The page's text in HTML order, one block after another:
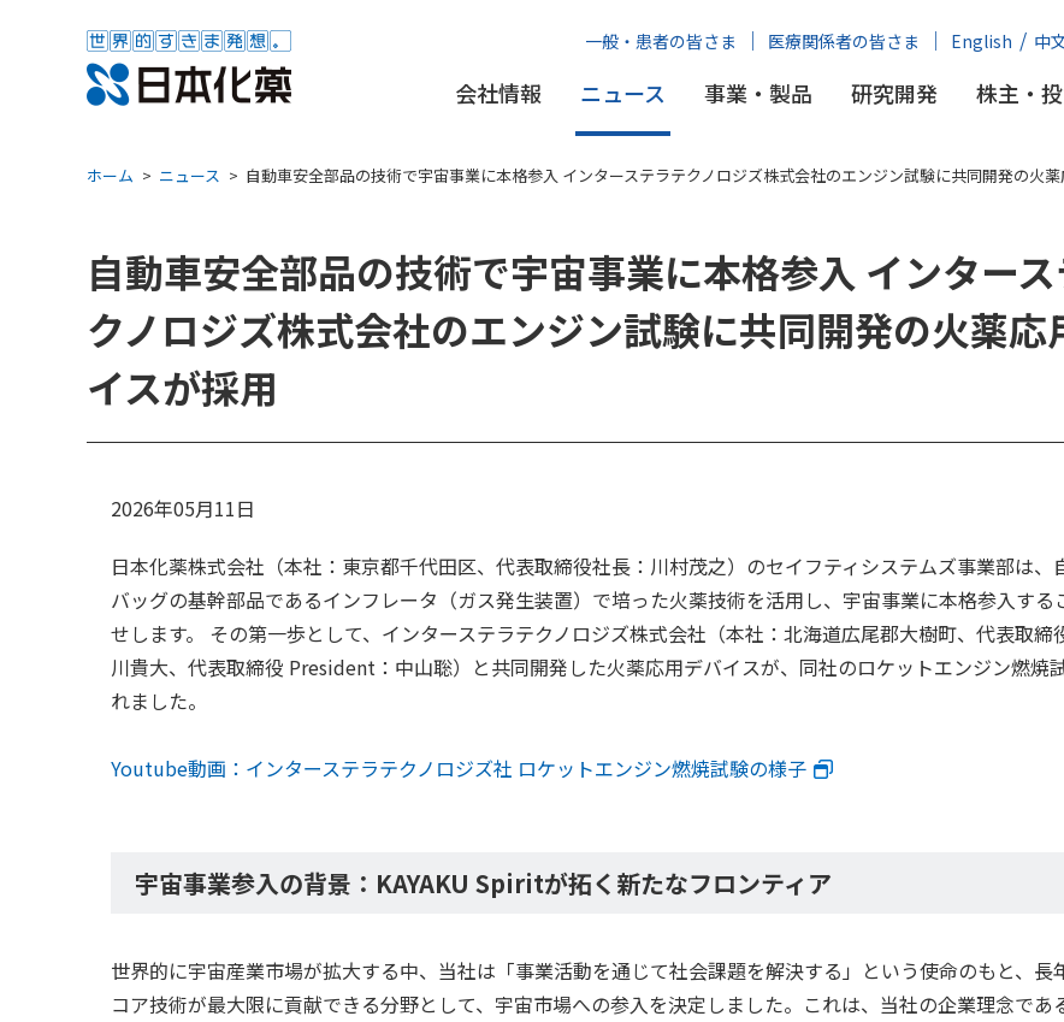
一般・患者の皆さま 医療関係者の皆さま English 中
会社情報 ニュース 事業・製品 研究開発 株主・
ホーム ニュース 自動車安全部品の技術で宇宙事業に本格参入 インターステラテクノロジズ株式会社のエンジン試験に共同開発の火
自動車安全部品の技術で宇宙事業に本格参入 インター
クノロジズ株式会社のエンジン試験に共同開発の火薬応
イスが採用
2026年05月11日
日本化薬株式会社（本社：東京都千代田区、代表取締役社長：川村茂之）のセイフティシステムズ事業部は、
バッグの基幹部品であるインフレータ（ガス発生装置）で培った火薬技術を活用し、宇宙事業に本格参入する
せします。 その第一歩として、インターステラテクノロジズ株式会社（本社：北海道広尾郡大樹町、代表取締
川貴大、代表取締役 President：中山聡）と共同開発した火薬応用デバイスが、同社のロケットエンジン燃焼
れました。
Youtube動画：インターステラテクノロジズ社 ロケットエンジン燃焼試験の様子
宇宙事業参入の背景：KAYAKU Spiritが拓く新たなフロンティア
世界的に宇宙産業市場が拡大する中、当社は「事業活動を通じて社会課題を解決する」という使命のもと、長
コア技術が最大限に貢献できる分野として、宇宙市場への参入を決定しました。これは、当社の企業理念であ